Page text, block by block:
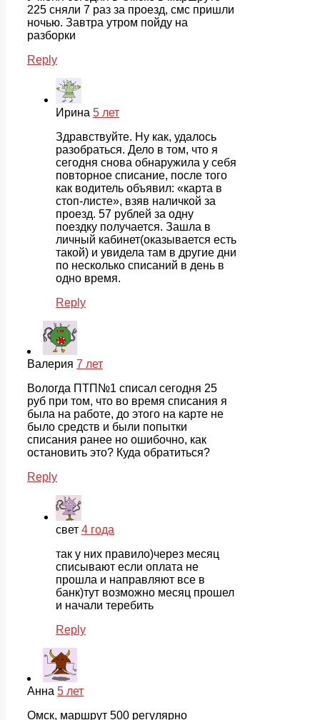
225 сняли 7 раз за проезд, смс пришли
ночью. Завтра утром пойду на
разборки
Reply
Ирина 5 лет
Здравствуйте. Ну как, удалось
разобраться. Дело в том, что я
сегодня снова обнаружила у себя
повторное списание, после того
как водитель объявил: «карта в
стоп-листе», взяв наличкой за
проезд. 57 рублей за одну
поездку получается. Зашла в
личный кабинет(оказывается есть
такой) и увидела там в другие дни
по несколько списаний в день в
одно время.
Reply
Валерия 7 лет
Вологда ПТП№1 списал сегодня 25
руб при том, что во время списания я
была на работе, до этого на карте не
было средств и были попытки
списания ранее но ошибочно, как
остановить это? Куда обратиться?
Reply
свет 4 года
так у них правило)через месяц
списывают если оплата не
прошла и направляют все в
банк)тут возможно месяц прошел
и начали теребить
Reply
Анна 5 лет
Омск, маршрут 500 регулярно